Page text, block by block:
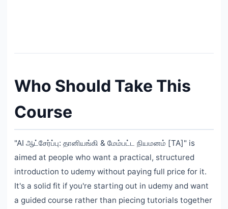
Who Should Take This
Course
"AI ஆட்சேர்ப்பு: தானியங்கி & மேம்பட்ட நியமனம் [TA]" is
aimed at people who want a practical, structured
introduction to udemy without paying full price for it.
It's a solid fit if you're starting out in udemy and want
a guided course rather than piecing tutorials together